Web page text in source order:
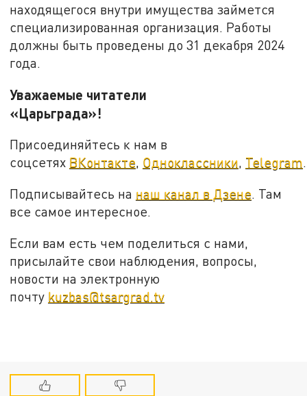
находящегося внутри имущества займется
специализированная организация. Работы
должны быть проведены до 31 декабря 2024
года.
Уважаемые читатели
«Царьграда»!
Присоединяйтесь к нам в
соцсетях ВКонтакте, Одноклассники, Telegram.
Подписывайтесь на наш канал в Дзене. Там
все самое интересное.
Если вам есть чем поделиться с нами,
присылайте свои наблюдения, вопросы,
новости на электронную
почту kuzbas@tsargrad.tv